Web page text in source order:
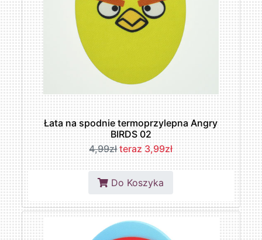
Łata na spodnie termoprzylepna Angry
BIRDS 02
4,99zł teraz 3,99zł
Do Koszyka